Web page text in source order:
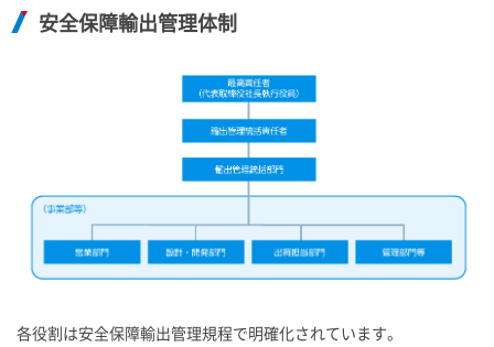
安全保障輸出管理体制
各役割は安全保障輸出管理規程で明確化されています。